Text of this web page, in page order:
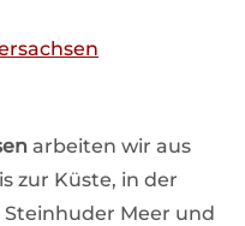
arbeiten wir aus
zur Küste, in der
Meer und